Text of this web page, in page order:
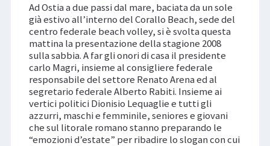
Ad Ostia a due passi dal mare, baciata da un sole
già estivo all’interno del Corallo Beach, sede del
centro federale beach volley, si è svolta questa
mattina la presentazione della stagione 2008
sulla sabbia. A far gli onori di casa il presidente
carlo Magri, insieme al consigliere federale
responsabile del settore Renato Arena ed al
segretario federale Alberto Rabiti. Insieme ai
vertici politici Dionisio Lequaglie e tutti gli
azzurri, maschi e femminile, seniores e giovani
che sul litorale romano stanno preparando le
“emozioni d’estate” per ribadire lo slogan con cui